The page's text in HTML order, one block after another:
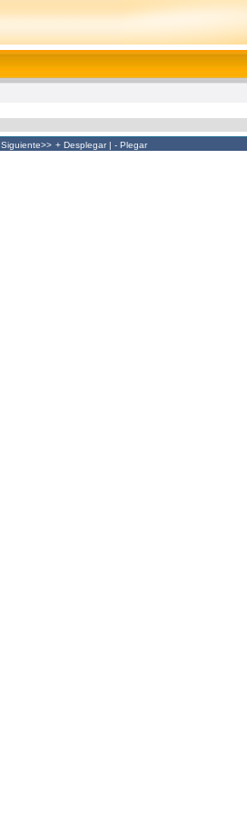
Siguiente>> + Desplegar| - Plegar